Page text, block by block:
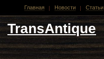
Главная Новости Статьи
TransAntique